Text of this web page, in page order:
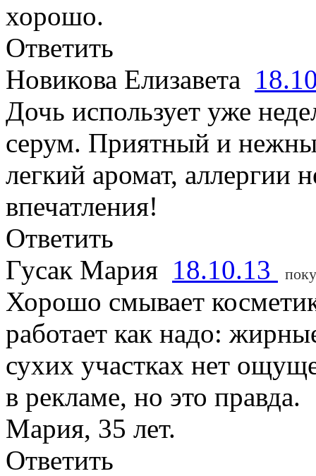
хорошо.
Ответить
Новикова Елизавета
Дочь использует уже
серум. Приятный и
легкий аромат, аллергии
впечатления!
Ответить
Гусак Мария 18.10.13
Хорошо смывает
работает как надо:
сухих участках нет
в рекламе, но это правда.
Мария, 35 лет.
Ответить